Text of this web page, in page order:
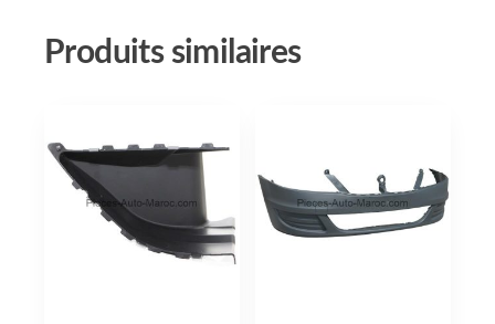
Produits similaires